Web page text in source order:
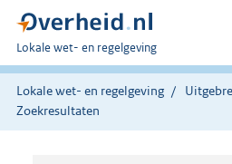
U
bent
hier:
Lokale wet- en regelgeving
Lokale wet- en regelgeving
Zoekresultaten